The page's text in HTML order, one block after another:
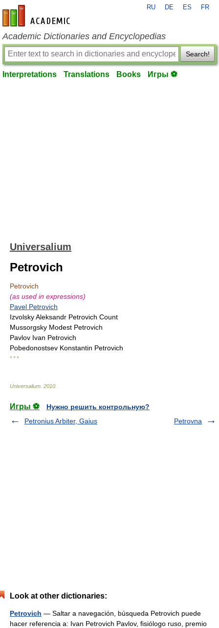
en-academic.com
RU DE ES FR
Academic Dictionaries and Encyclopedias
Search!
Interpretations Translations Books Игры ⚽
Universalium
Petrovich
Petrovich
(as used in expressions)
Pavel Petrovich
Izvolsky Aleksandr Petrovich Count
Mussorgsky Modest Petrovich
Pavlov Ivan Petrovich
Pobedonostsev Konstantin Petrovich
* * *
Universalium 2010
Игры ⚽
Нужно решить контрольную?
Petronius Arbiter, Gaius
Petrovna
Look at other dictionaries:
Petrovich — Saltar a navegación, búsqueda Petrovich puede
hacer referencia a: Ivan Petrovich Pavlov, fisiólogo ruso, premio